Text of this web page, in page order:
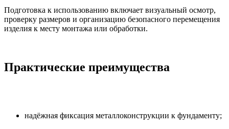
Подготовка к использованию включает визуальный осмотр,
проверку размеров и организацию безопасного перемещения
изделия к месту монтажа или обработки.
Практические преимущества
надёжная фиксация металлоконструкции к фундаменту;